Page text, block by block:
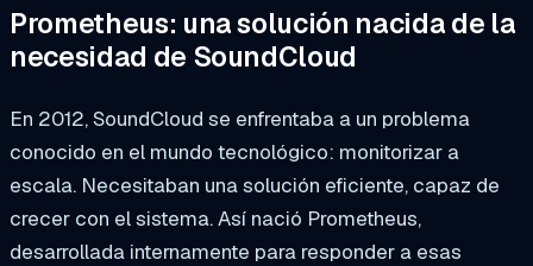
Prometheus: una solución nacida de la
necesidad de SoundCloud
En 2012, SoundCloud se enfrentaba a un problema
conocido en el mundo tecnológico: monitorizar a
escala. Necesitaban una solución eficiente, capaz de
crecer con el sistema. Así nació Prometheus,
desarrollada internamente para responder a esas